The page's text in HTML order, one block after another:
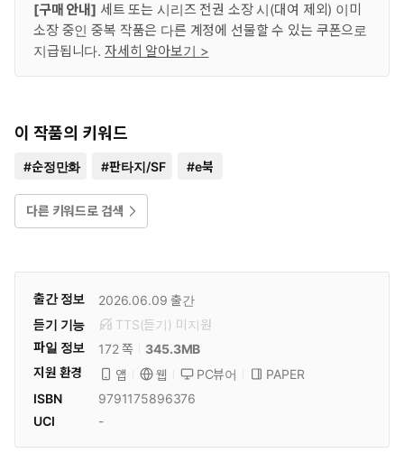
[구매 안내] 세트 또는 시리즈 전권 소장 시(대여 제외) 이미
소장 중인 중복 작품은 다른 계정에 선물할 수 있는 쿠폰으로
지급됩니다. 자세히 알아보기 >
이 작품의 키워드
#순정만화 #판타지/SF #e북
다른 키워드로 검색
출간 정보 2026.06.09 출간
듣기 기능
TTS(듣기) 미 지원
파일 정보
172 쪽
345.3MB
지원 환경
앱 웹 PC뷰어
PAPER
ISBN
9791175896376
UCI
-